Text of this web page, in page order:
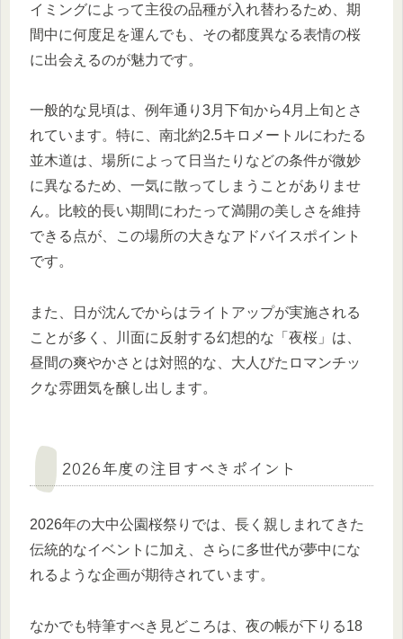
イミングによって主役の品種が入れ替わるため、期
間中に何度足を運んでも、その都度異なる表情の桜
に出会えるのが魅力です。
一般的な見頃は、例年通り3月下旬から4月上旬とさ
れています。特に、南北約2.5キロメートルにわたる
並木道は、場所によって日当たりなどの条件が微妙
に異なるため、一気に散ってしまうことがありませ
ん。比較的長い期間にわたって満開の美しさを維持
できる点が、この場所の大きなアドバイスポイント
です。
また、日が沈んでからはライトアップが実施される
ことが多く、川面に反射する幻想的な「夜桜」は、
昼間の爽やかさとは対照的な、大人びたロマンチッ
クな雰囲気を醸し出します。
2026年度の注目すべきポイント
2026年の大中公園桜祭りでは、長く親しまれてきた
伝統的なイベントに加え、さらに多世代が夢中にな
れるような企画が期待されています。
なかでも特筆すべき見どころは、夜の帳が下りる18